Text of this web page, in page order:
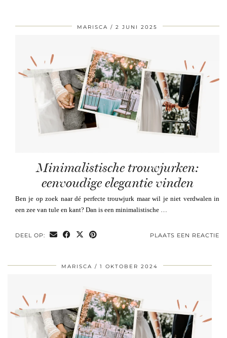
MARISCA 2 JUNI 2025
Minimalistische trouwjurken:
eenvoudige elegantie vinden
Ben je op zoek naar dé perfecte trouwjurk maar wil je niet verdwalen in
een zee van tule en kant? Dan is een minimalistische …
DEEL OP: PLAATS EEN REACTIE
MARISCA 1 OKTOBER 2024